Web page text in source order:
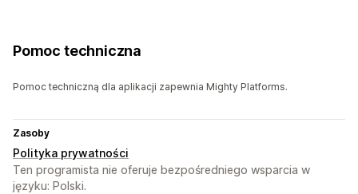
Pomoc techniczna
Pomoc techniczną dla aplikacji zapewnia Mighty Platforms.
Zasoby
Polityka prywatności
Ten programista nie oferuje bezpośredniego wsparcia w
języku: Polski.